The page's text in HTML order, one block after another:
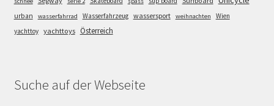
urban wasserfahrrad Wasserfahrzeug wassersport weihnachten
Wien
yachttoy yachttoys Österreich
Suche auf der Webseite